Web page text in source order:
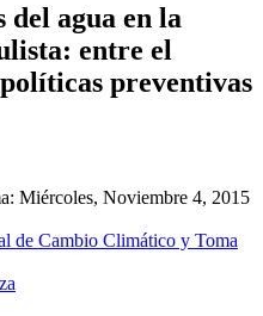
del agua en la
entre el
preventivas
Miércoles, Noviembre 4, 2015
de Cambio Climático y Toma